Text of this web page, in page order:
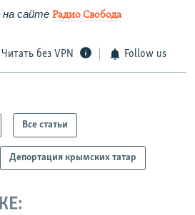
на сайте Радио Свобода
Читать без VPN Follow us
Все статьи
Депортация крымских татар